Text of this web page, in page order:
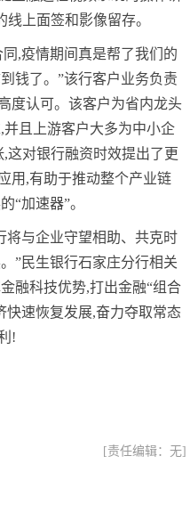
上面签和影像留存。
,疫情期间真是帮了我们的
钱了。”该行客户业务负责
度认可。该客户为省内龙头
且上游客户大多为中小企
这对银行融资时效提出了更
用,有助于推动整个产业链
“加速器”。
将与企业守望相助、共克时
”民生银行石家庄分行相关
融科技优势,打出金融“组合
快速恢复发展,奋力夺取常态
!
[责任编辑：无]